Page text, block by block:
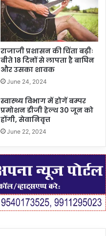
राजाजी प्रशासन की चिंता बढ़ीः
बीते 18 दिनों से लापता है बाघिन
और उसका शावक
June 24, 2024
स्वास्थ्य विभाग में होगें बम्पर
प्रमोशन डीजी हेल्थ 30 जून को
होंगी, सेवानिवृत्त
June 22, 2024